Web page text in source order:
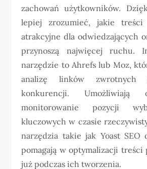
zachowań użytkowników.
lepiej zrozumieć, jakie treści
atrakcyjne dla odwiedzających
przynoszą najwięcej ruchu.
narzędzie to Ahrefs lub Moz,
analizę linków zwrotnych
konkurencji. Umożliwiają
monitorowanie pozycji
kluczowych w czasie
narzędzia takie jak Yoast SEO
pomagają w optymalizacji treści
już podczas ich tworzenia.